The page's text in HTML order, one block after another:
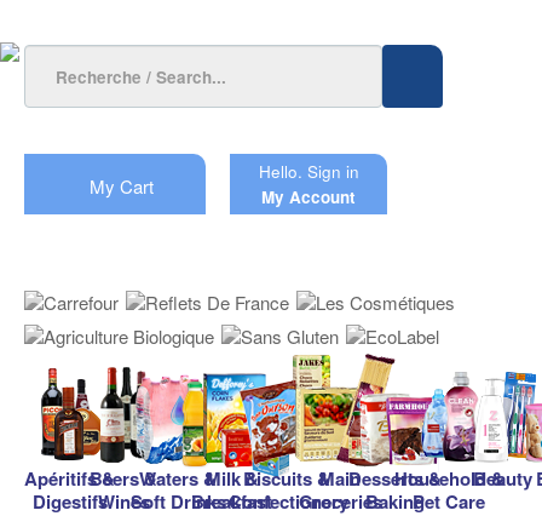
My Cart
Hello. Sign in
My Account
Apéritifs &
Digestifs
Beers &
Wines
Waters &
Soft Drinks
Milk &
Breakfast
Biscuits &
Confectionery
Main
Groceries
Desserts &
Baking
Household &
Pet Care
Beauty